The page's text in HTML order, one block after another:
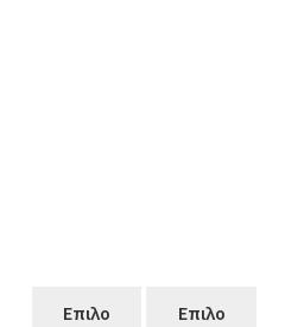
Επιλο
Επιλο